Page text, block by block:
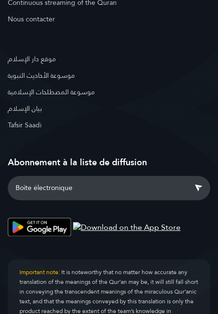
Nous contacter
موقع دار الإسلام
موسوعة الأحاديث النبوية
موسوعة المصطلحات الإسلامية
بيان الإسلام
Tafsir Saadi
Abonnement à la liste de diffusion
Important note:It is noteworthy that no matter how accurate any
translation of the meanings of the Qur’an may be, it will still fall short
in conveying the transcendent meanings of the miraculous Qur’anic
text, and that the meanings conveyed by this translation is only the
product reached by the extent of the team’s knowledge in